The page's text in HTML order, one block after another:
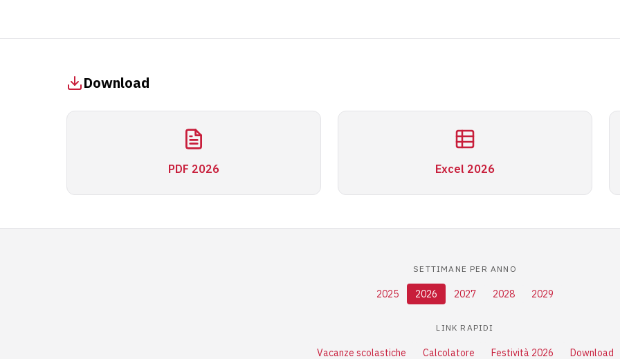
Download
PDF 2026 Excel 2026
SETTIMANE PER ANNO
2025 2026 2027 2028 2029
LINK RAPIDI
Vacanze scolastiche Calcolatore Festività 2026 Download